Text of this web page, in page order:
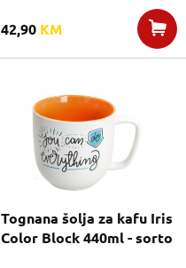
42,90 KM
Tognana šolja za kafu Iris
Color Block 440ml - sorto